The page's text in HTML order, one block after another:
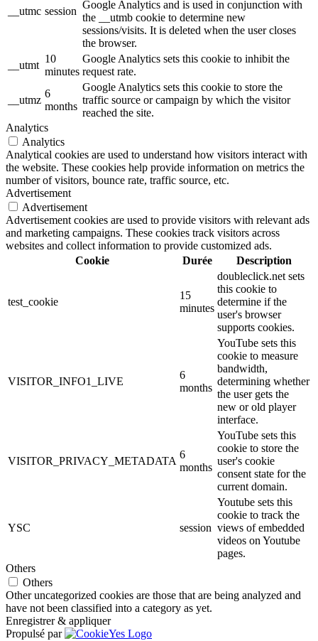
__utmc session
Google Analytics and is used in conjunction with
the __utmb cookie to determine new
sessions/visits. It is deleted when the user closes
the browser.
__utmt
10
minutes
Google Analytics sets this cookie to inhibit the
request rate.
__utmz
6
months
Google Analytics sets this cookie to store the
traffic source or campaign by which the visitor
reached the site.
Analytics
Analytics
Analytical cookies are used to understand how visitors interact with
the website. These cookies help provide information on metrics the
number of visitors, bounce rate, traffic source, etc.
Advertisement
Advertisement
Advertisement cookies are used to provide visitors with relevant ads
and marketing campaigns. These cookies track visitors across
websites and collect information to provide customized ads.
Cookie
Durée Description
test_cookie
15
minutes
doubleclick.net sets
this cookie to
determine if the
user's browser
supports cookies.
VISITOR_INFO1_LIVE
6
months
YouTube sets this
cookie to measure
bandwidth,
determining whether
the user gets the
new or old player
interface.
VISITOR_PRIVACY_METADATA
6
months
YouTube sets this
cookie to store the
user's cookie
consent state for the
current domain.
YSC session
Youtube sets this
cookie to track the
views of embedded
videos on Youtube
pages.
Others
Others
Other uncategorized cookies are those that are being analyzed and
have not been classified into a category as yet.
Enregistrer & appliquer
Propulsé par